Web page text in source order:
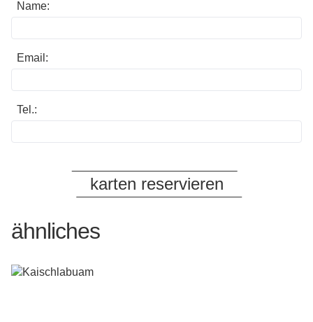
Name:
Email:
Tel.:
ähnliches